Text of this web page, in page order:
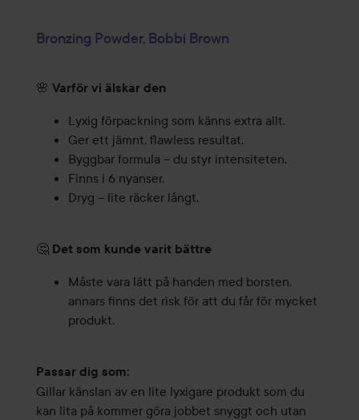
Bronzing Powder, Bobbi Brown
🌸 Varför vi älskar den
Lyxig förpackning som känns extra allt.
Ger ett jämnt, flawless resultat.
Byggbar formula – du styr intensiteten.
Finns i 6 nyanser.
Dryg – lite räcker långt.
🤔 Det som kunde varit bättre
Måste vara lätt på handen med borsten,
annars finns det risk för att du får för mycket
produkt.
Passar dig som:
Gillar känslan av en lite lyxigare produkt som du
kan lita på kommer göra jobbet snyggt och utan